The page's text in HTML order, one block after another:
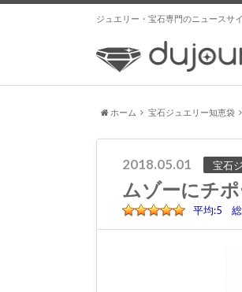
ジュエリー・宝石専門のニュースサ
ホーム 宝石ジュエリー知恵袋
2018.05.01 宝石
ムゾーにチ
平均:5 総